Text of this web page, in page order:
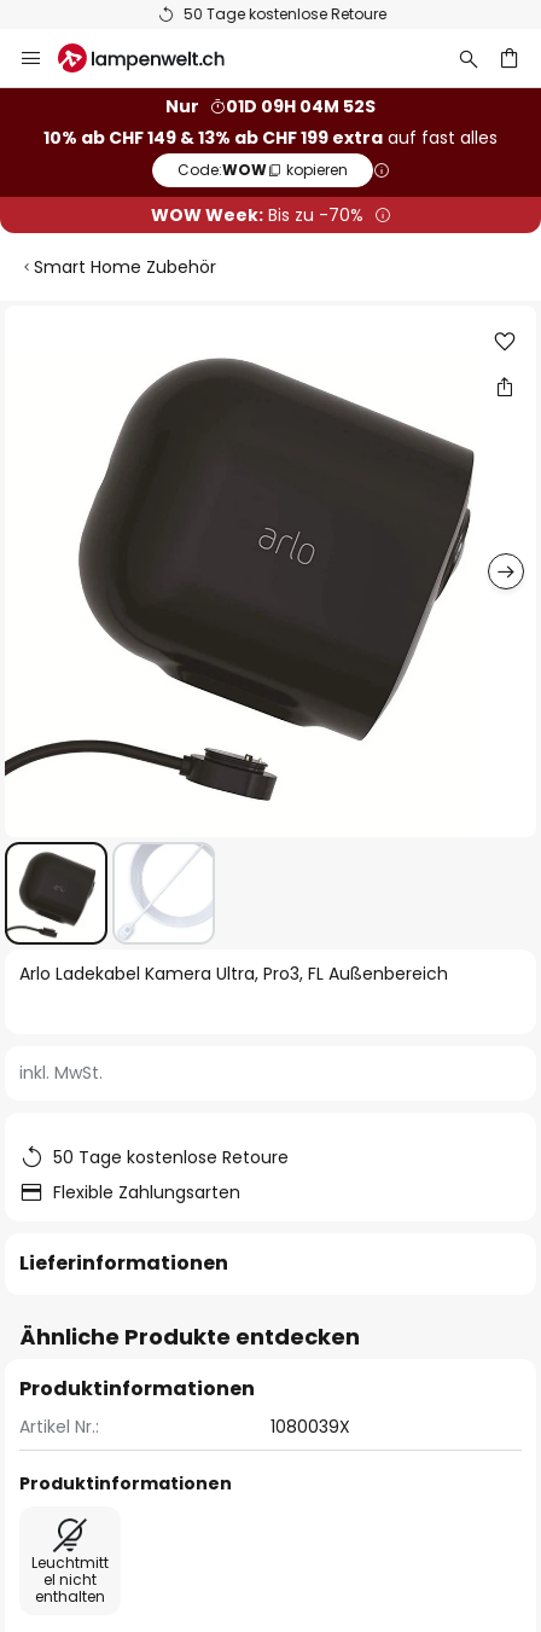
50 Tage kostenlose Retoure
Inhalt
Nur
01D 09H 04M 52S
10% ab CHF 149 & 13% ab CHF 199 extra auf fast alles
Code:WOW kopieren
WOW Week:Bis zu -70%
Smart Home Zubehör
Zum
springen
Arlo Ladekabel Kamera Ultra, Pro3, FL Außenbereich
inkl. MwSt.
50 Tage kostenlose Retoure
Flexible Zahlungsarten
Lieferinformationen
Ähnliche Produkte entdecken
Produktinformationen
Artikel Nr.: 1080039X
Produktinformationen
Leuchtmitt
el nicht
enthalten